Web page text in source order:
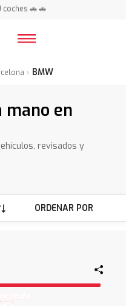
España ⭐
España ⭐
BMW
mano en
revisados y
ORDENAR POR